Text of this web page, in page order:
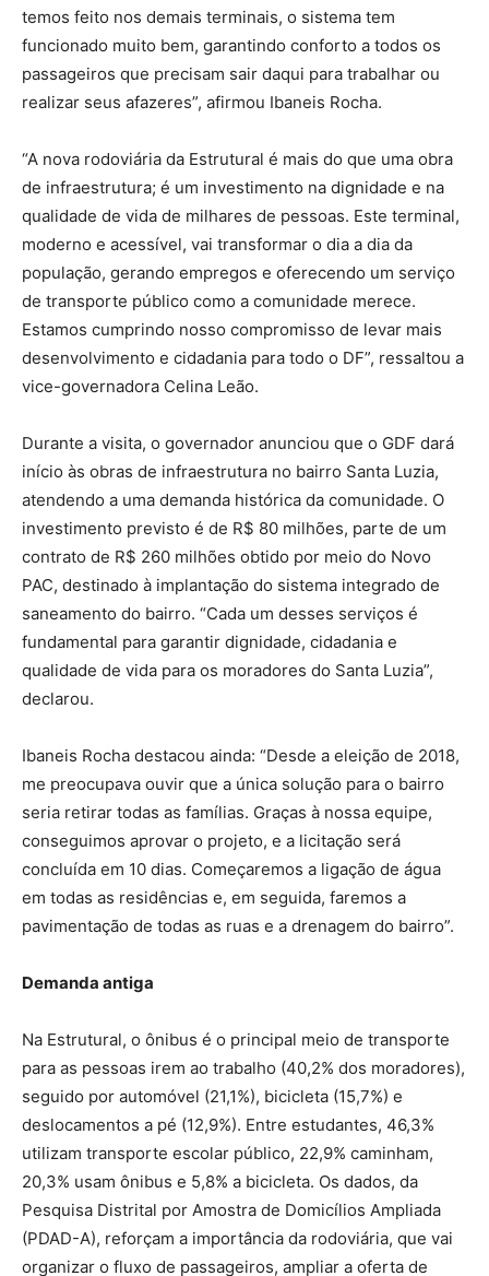
temos feito nos demais terminais, o sistema tem
funcionado muito bem, garantindo conforto a todos os
passageiros que precisam sair daqui para trabalhar ou
realizar seus afazeres”, afirmou Ibaneis Rocha.
“A nova rodoviária da Estrutural é mais do que uma obra
de infraestrutura; é um investimento na dignidade e na
qualidade de vida de milhares de pessoas. Este terminal,
moderno e acessível, vai transformar o dia a dia da
população, gerando empregos e oferecendo um serviço
de transporte público como a comunidade merece.
Estamos cumprindo nosso compromisso de levar mais
desenvolvimento e cidadania para todo o DF”, ressaltou a
vice-governadora Celina Leão.
Durante a visita, o governador anunciou que o GDF dará
início às obras de infraestrutura no bairro Santa Luzia,
atendendo a uma demanda histórica da comunidade. O
investimento previsto é de R$ 80 milhões, parte de um
contrato de R$ 260 milhões obtido por meio do Novo
PAC, destinado à implantação do sistema integrado de
saneamento do bairro. “Cada um desses serviços é
fundamental para garantir dignidade, cidadania e
qualidade de vida para os moradores do Santa Luzia”,
declarou.
Ibaneis Rocha destacou ainda: “Desde a eleição de 2018,
me preocupava ouvir que a única solução para o bairro
seria retirar todas as famílias. Graças à nossa equipe,
conseguimos aprovar o projeto, e a licitação será
concluída em 10 dias. Começaremos a ligação de água
em todas as residências e, em seguida, faremos a
pavimentação de todas as ruas e a drenagem do bairro”.
Demanda antiga
Na Estrutural, o ônibus é o principal meio de transporte
para as pessoas irem ao trabalho (40,2% dos moradores),
seguido por automóvel (21,1%), bicicleta (15,7%) e
deslocamentos a pé (12,9%). Entre estudantes, 46,3%
utilizam transporte escolar público, 22,9% caminham,
20,3% usam ônibus e 5,8% a bicicleta. Os dados, da
Pesquisa Distrital por Amostra de Domicílios Ampliada
(PDAD-A), reforçam a importância da rodoviária, que vai
organizar o fluxo de passageiros, ampliar a oferta de